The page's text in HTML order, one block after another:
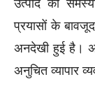
उत्पाद की
प्रयासों के
अनदेखी हुई है।
अनुचित व्यापार